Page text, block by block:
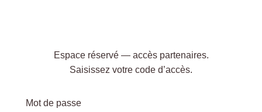
Espace réservé — accès partenaires.
Saisissez votre code d’accès.
Mot de passe